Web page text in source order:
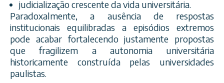
judicialização crescente da vida universitária.
Paradoxalmente, a ausência de respostas
institucionais equilibradas a episódios extremos
pode acabar fortalecendo justamente propostas
que fragilizem a autonomia universitária
historicamente construída pelas universidades
paulistas.